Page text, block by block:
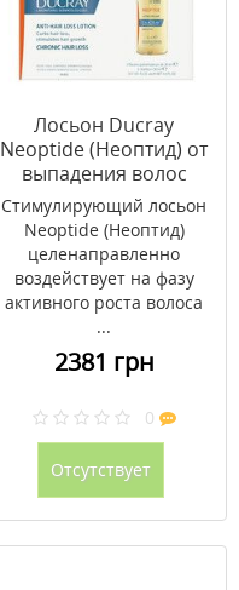
Лосьон Ducray
Neoptide (Неоптид) от
выпадения волос
3*30 мл
Стимулирующий лосьон
Neoptide (Неоптид)
целенаправленно
воздействует на фазу
активного роста волоса
...
2381 грн
0
Отсутствует